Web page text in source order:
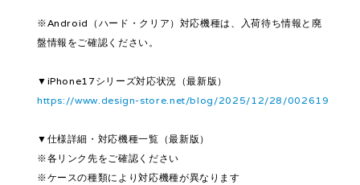
※Android（ハード・クリア）対応機種は、入荷待ち情報と廃
盤情報をご確認ください。
▼iPhone17シリーズ対応状況（最新版）
https://www.design-store.net/blog/2025/12/28/002619
▼仕様詳細・対応機種一覧（最新版）
※各リンク先をご確認ください
※ケースの種類により対応機種が異なります